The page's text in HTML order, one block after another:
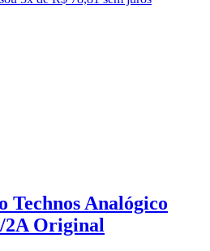
Technos Analógico
2A Original